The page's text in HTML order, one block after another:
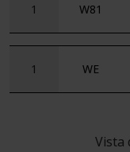
1 W81
1 WE
Vista